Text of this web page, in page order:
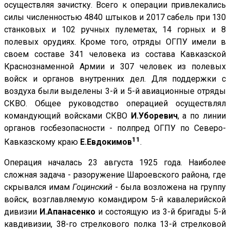
осуществляя зачистку. Всего к операции привлекались
силы численностью 4840 штыков и 2017 сабель при 130
станковых и 102 ручных пулеметах, 14 горных и 8
полевых орудиях. Кроме того, отряды ОГПУ имели в
своем составе 341 человека из состава Кавказской
Краснознаменной Армии и 307 человек из полевых
войск и органов внутренних дел. Для поддержки с
воздуха были выделены 3-й и 5-й авиационные отряды
СКВО. Общее руководство операцией осуществлял
командующий войсками СКВО И.Уборевич, а по линии
органов госбезопасности - полпред ОГПУ по Северо-
Кавказскому краю Е.Евдокимов11 .
Операция началась 23 августа 1925 года. Наиболее
сложная задача - разоружение Шароевского района, где
скрывался имам Гоцинский - была возложена на группу
войск, возглавляемую командиром 5-й кавалерийской
дивизии И.Апанасенко и состоящую из 3-й бригады 5-й
кавдивизии, 38-го стрелкового полка 13-й стрелковой